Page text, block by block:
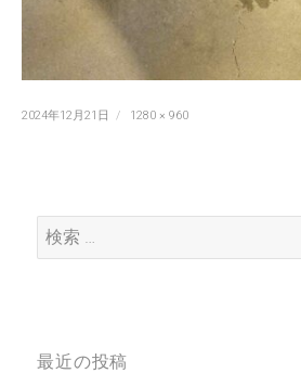
投
2024年12月21日
フ
1280 × 960
検
索:
最近の投稿